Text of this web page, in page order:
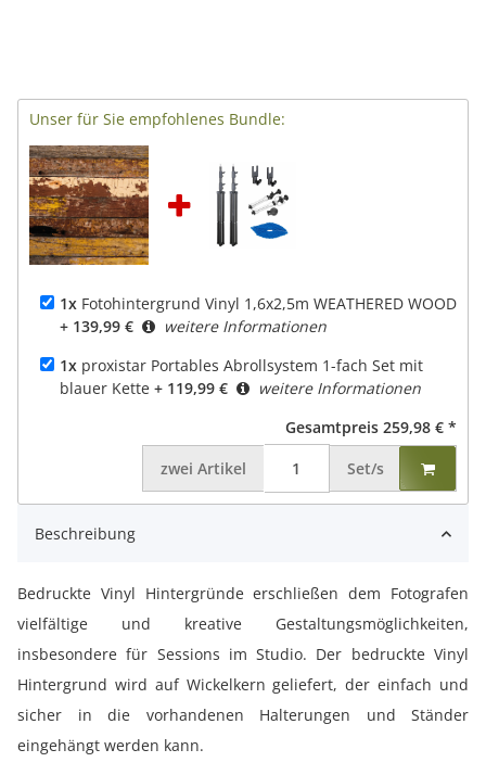
Unser für Sie empfohlenes Bundle:
1x Fotohintergrund Vinyl 1,6x2,5m WEATHERED WOOD
+ 139,99 €
weitere Informationen
1x proxistar Portables Abrollsystem 1-fach Set mit
blauer Kette + 119,99 €
weitere Informationen
Gesamtpreis 259,98 € *
zwei Artikel Set/s
Beschreibung
Bedruckte Vinyl Hintergründe erschließen dem Fotografen
vielfältige und kreative Gestaltungsmöglichkeiten,
insbesondere für Sessions im Studio. Der bedruckte Vinyl
Hintergrund wird auf Wickelkern geliefert, der einfach und
sicher in die vorhandenen Halterungen und Ständer
eingehängt werden kann.